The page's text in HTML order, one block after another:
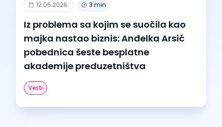
12.06.2026. 3 min
Iz problema sa kojim se suočila kao
majka nastao biznis: Anđelka Arsić
pobednica šeste besplatne
akademije preduzetništva
Vesti